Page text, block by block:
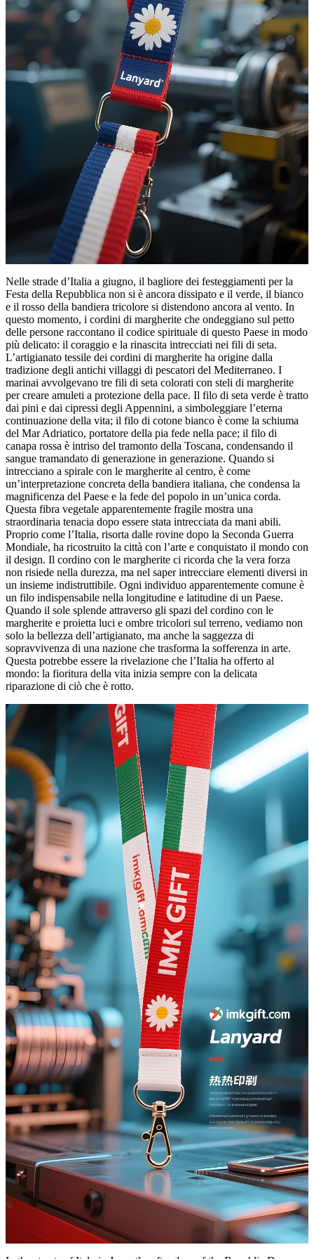
Nelle strade d’Italia a giugno, il bagliore dei festeggiamenti per la
Festa della Repubblica non si è ancora dissipato e il verde, il bianco
e il rosso della bandiera tricolore si distendono ancora al vento. In
questo momento, i cordini di margherite che ondeggiano sul petto
delle persone raccontano il codice spirituale di questo Paese in modo
più delicato: il coraggio e la rinascita intrecciati nei fili di seta.
L’artigianato tessile dei cordini di margherite ha origine dalla
tradizione degli antichi villaggi di pescatori del Mediterraneo. I
marinai avvolgevano tre fili di seta colorati con steli di margherite
per creare amuleti a protezione della pace. Il filo di seta verde è tratto
dai pini e dai cipressi degli Appennini, a simboleggiare l’eterna
continuazione della vita; il filo di cotone bianco è come la schiuma
del Mar Adriatico, portatore della pia fede nella pace; il filo di
canapa rossa è intriso del tramonto della Toscana, condensando il
sangue tramandato di generazione in generazione. Quando si
intrecciano a spirale con le margherite al centro, è come
un’interpretazione concreta della bandiera italiana, che condensa la
magnificenza del Paese e la fede del popolo in un’unica corda.
Questa fibra vegetale apparentemente fragile mostra una
straordinaria tenacia dopo essere stata intrecciata da mani abili.
Proprio come l’Italia, risorta dalle rovine dopo la Seconda Guerra
Mondiale, ha ricostruito la città con l’arte e conquistato il mondo con
il design. Il cordino con le margherite ci ricorda che la vera forza
non risiede nella durezza, ma nel saper intrecciare elementi diversi in
un insieme indistruttibile. Ogni individuo apparentemente comune è
un filo indispensabile nella longitudine e latitudine di un Paese.
Quando il sole splende attraverso gli spazi del cordino con le
margherite e proietta luci e ombre tricolori sul terreno, vediamo non
solo la bellezza dell’artigianato, ma anche la saggezza di
sopravvivenza di una nazione che trasforma la sofferenza in arte.
Questa potrebbe essere la rivelazione che l’Italia ha offerto al
mondo: la fioritura della vita inizia sempre con la delicata
riparazione di ciò che è rotto.